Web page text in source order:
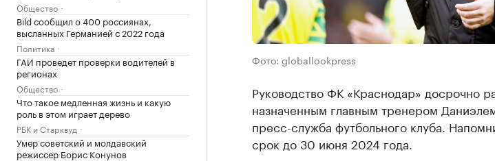
Общество
Bild сообщил о 400 россиянах,
высланных Германией с 2022 года
Политика
ГАИ проведет проверки водителей в
регионах
Общество
Что такое медленная жизнь и какую
роль в этом играет дерево
РБК и Старквуд
Умер советский и молдавский
режиссер Борис Конунов
Фото: globallookpress
Руководство ФК «Краснодар» досрочно
назначенным главным тренером
пресс-служба футбольного клуба.
срок до 30 июня 2024 года.